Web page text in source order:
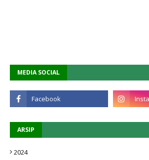
MEDIA SOCIAL
ARSIP
2024